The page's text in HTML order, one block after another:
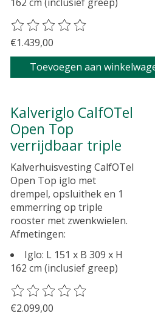
De beoordeling van dit
€1.439,00
Toevoegen aan
Kalveriglo CalfOTel
Open Top
verrijdbaar triple
Kalverhuisvesting CalfOTel
Open Top iglo met
drempel, opsluithek en 1
emmerring op triple
rooster met zwenkwielen.
Afmetingen:
Iglo: L 151 x B 309 x H
162 cm (inclusief greep)
De beoordeling van dit
€2.099,00